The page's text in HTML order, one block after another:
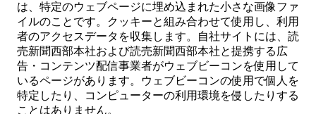
は、特定のウェブページに埋め込まれた小さな画像ファ
イルのことです。クッキーと組み合わせて使用し、利用
者のアクセスデータを収集します。自社サイトには、読
売新聞西部本社および読売新聞西部本社と提携する広
告・コンテンツ配信事業者がウェブビーコンを使用して
いるページがあります。ウェブビーコンの使用で個人を
特定したり、コンピューターの利用環境を侵したりする
ことはありません。